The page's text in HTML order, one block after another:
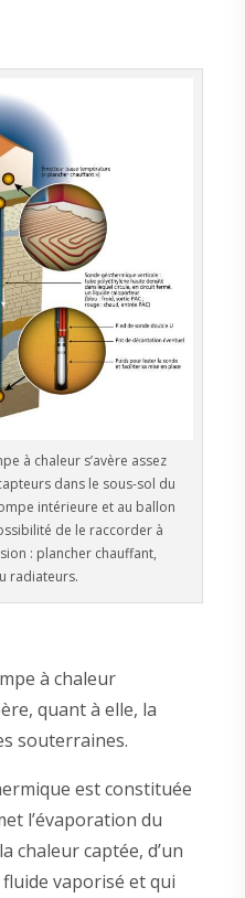
à chaleur s’avère assez
dans le sous-sol du
intérieure et au ballon
de le raccorder à
: plancher chauffant,
radiateurs.
à chaleur
quant à elle, la
souterraines.
est constituée
l’évaporation du
chaleur captée, d’un
vaporisé et qui